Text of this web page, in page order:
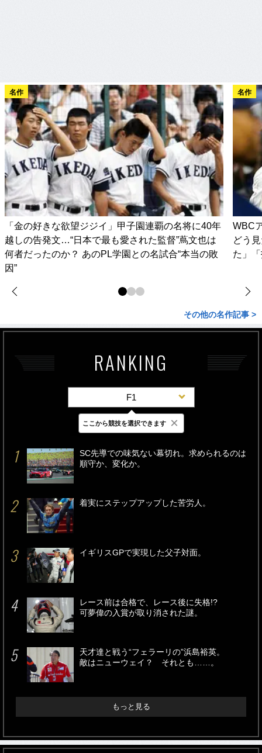
名作
「金の好きな欲望ジジイ」甲子園連覇の名将に40年
越しの告発文…“日本で最も愛された監督”蔦文也は
何者だったのか？ あのPL学園との名試合“本当の敗
因”
名作
WBC
どう
た」
その他の名作記事 >
RANKING
F1
最新 24時間 週間
SC先導での味気ない幕切れ。求められるのは
順守か、変化か。
着実にステップアップした苦労人。
イギリスGPで実現した父子対面。
レース前は合格で、レース後に失格!?
可夢偉の入賞が取り消された謎。
天才達と戦う“フェラーリの”浜島裕英。
敵はニューウェイ？ それとも……。
もっと見る
ここから競技を選択できます ×